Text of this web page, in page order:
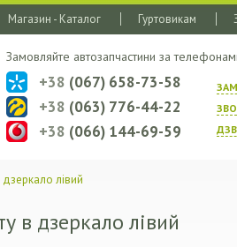
Магазин - Каталог Гуртовикам
Замовляйте автозапчастини за
+38 (067) 658-73-58
+38 (063) 776-44-22
+38 (066) 144-69-59
лівий
в дзеркало лівий